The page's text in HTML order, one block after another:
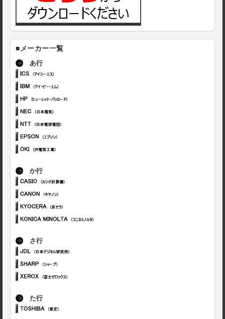
■メーカー一覧
あ行
か行
さ行
た行